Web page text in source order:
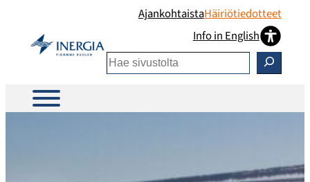
AjankohtaistaHäiriötiedotteet
Info in English
Etsi